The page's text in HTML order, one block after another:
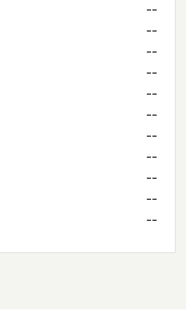
--
--
--
--
--
--
--
--
--
--
--